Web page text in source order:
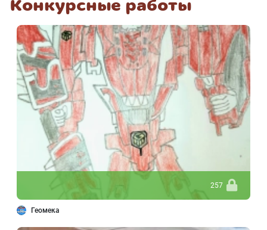
Конкурсные работы
257
Геомека